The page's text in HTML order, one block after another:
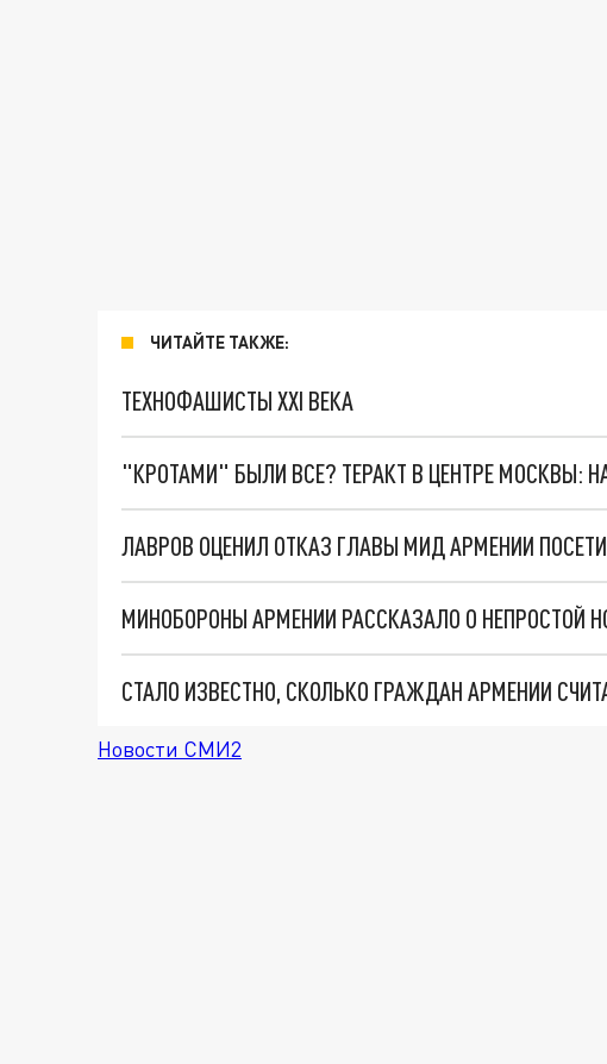
ЧИТАЙТЕ ТАКЖЕ:
ТЕХНОФАШИСТЫ XXI ВЕКА
"КРОТАМИ" БЫЛИ ВСЕ? ТЕРАКТ В ЦЕНТРЕ МОСКВЫ:
ЛАВРОВ ОЦЕНИЛ ОТКАЗ ГЛАВЫ МИД АРМЕНИИ
СТАЛО ИЗВЕСТНО, СКОЛЬКО ГРАЖДАН АРМЕНИИ
Новости СМИ2